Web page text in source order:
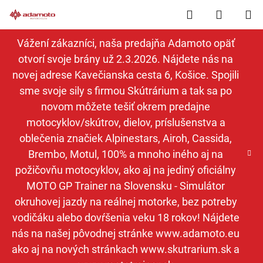
na
obsah
Vážení zákazníci, naša predajňa Adamoto opäť
otvorí svoje brány už 2.3.2026. Nájdete nás na
novej adrese Kavečianska cesta 6, Košice. Spojili
sme svoje sily s firmou Skútrárium a tak sa po
novom môžete tešiť okrem predajne
motocyklov/skútrov, dielov, príslušenstva a
oblečenia značiek Alpinestars, Airoh, Cassida,
Brembo, Motul, 100% a mnoho iného aj na
požičovňu motocyklov, ako aj na jediný oficiálny
MOTO GP Trainer na Slovensku - Simulátor
okruhovej jazdy na reálnej motorke, bez potreby
vodičáku alebo dovŕšenia veku 18 rokov! Nájdete
nás na našej pôvodnej stránke www.adamoto.eu
ako aj na nových stránkach www.skutrarium.sk a
Hľadať
KOŠÍK